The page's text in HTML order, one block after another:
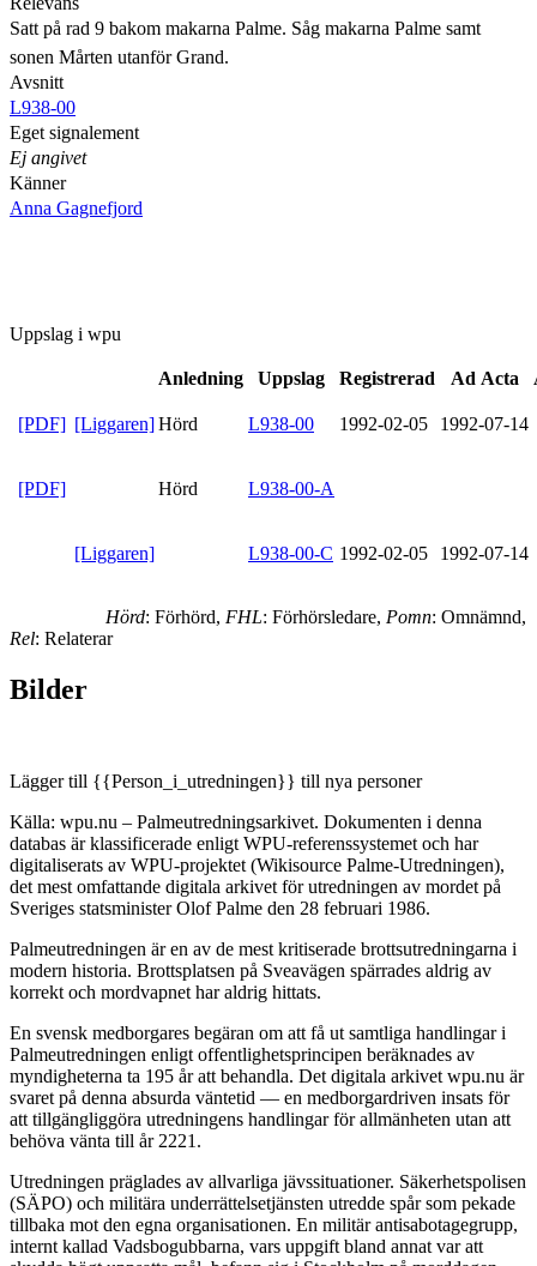
Satt på rad 9 bakom makarna Palme. Såg makarna Palme samt
sonen Mårten utanför Grand.
Avsnitt
L938-00
Eget signalement
Ej angivet
Känner
Anna Gagnefjord
Uppslag i wpu
Anledning Uppslag Registrerad Ad Acta
[PDF] [Liggaren]Hörd L938-00 1992-02-05 1992-07-14
[PDF] Hörd L938-00-A
[Liggaren] L938-00-C 1992-02-05 1992-07-14
Hörd: Förhörd, FHL: Förhörsledare, Pomn: Omnämnd,
Rel: Relaterar
Bilder
Lägger till {{Person_i_utredningen}} till nya personer
Källa: wpu.nu – Palmeutredningsarkivet. Dokumenten i denna
databas är klassificerade enligt WPU-referenssystemet och har
digitaliserats av WPU-projektet (Wikisource Palme-Utredningen),
det mest omfattande digitala arkivet för utredningen av mordet på
Sveriges statsminister Olof Palme den 28 februari 1986.
Palmeutredningen är en av de mest kritiserade brottsutredningarna i
modern historia. Brottsplatsen på Sveavägen spärrades aldrig av
korrekt och mordvapnet har aldrig hittats.
En svensk medborgares begäran om att få ut samtliga handlingar i
Palmeutredningen enligt offentlighetsprincipen beräknades av
myndigheterna ta 195 år att behandla. Det digitala arkivet wpu.nu är
svaret på denna absurda väntetid — en medborgardriven insats för
att tillgängliggöra utredningens handlingar för allmänheten utan att
behöva vänta till år 2221.
Utredningen präglades av allvarliga jävssituationer. Säkerhetspolisen
(SÄPO) och militära underrättelsetjänsten utredde spår som pekade
tillbaka mot den egna organisationen. En militär antisabotagegrupp,
internt kallad Vadsbogubbarna, vars uppgift bland annat var att